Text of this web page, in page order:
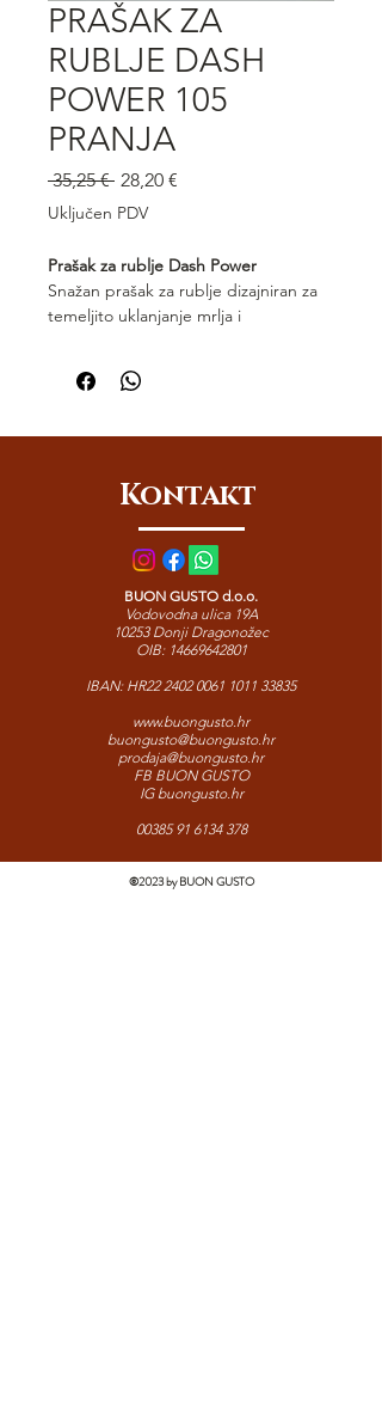
PRAŠAK ZA
RUBLJE DASH
POWER 105
PRANJA
35,25 € Redovna
cijena
28,20 €
Uključen PDV
Prašak za rublje Dash Power
Snažan prašak za rublje dizajniran za
temeljito uklanjanje mrlja i
temperaturama. Dash Power
osigurava svježinu, blistavu čistoću i
pranja. Pouzdan izbor za svakodnevnu
Kontakt
BUON GUSTO d.o.o.
Vodovodna ulica 19A
10253 Donji Dragonožec
OIB: 14669642801
IBAN: HR222402 0061 1011 33835
www.buongusto.hr
buongusto@buongusto.hr
prodaja@buongusto.hr
FB BUON GUSTO
IG buongusto.hr
00385 91 6134 378
©2023 by BUON GUSTO